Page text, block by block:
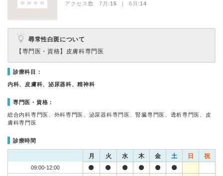
アクセス数 7月:15 | 6月:14
尋常性白斑について
【専門医・資格】 皮膚科専門医
診療科目：
内科、皮膚科、泌尿器科、精神科
専門医・資格：
総合内科専門医、外科専門医、泌尿器科専門医、腎臓専門医、透析専門医、皮
膚科専門医
診療時間
月 火 水 木 金 土 日 祝
09:00-12:00